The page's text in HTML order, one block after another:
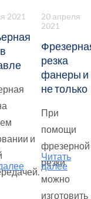
2021
и
20 апреля
2021
резка
фанеры и
не только
При
помощи
фрезерной
резки
можно
изготовить
Читать
далее